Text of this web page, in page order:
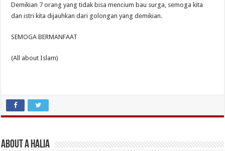
Demikian 7 orang yang tidak bisa mencium bau surga, semoga kita
dan istri kita dijauhkan dari golongan yang demikian.
SEMOGA BERMANFAAT
(All about Islam)
About A Halia